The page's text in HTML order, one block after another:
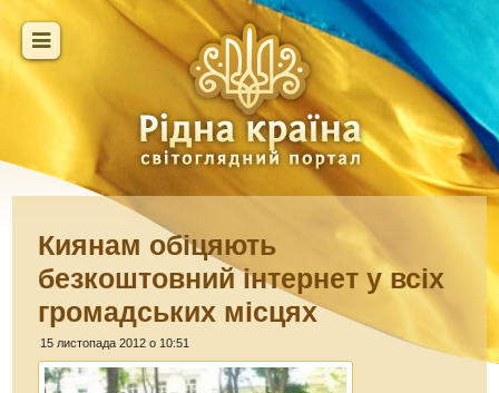
Киянам обіцяють
безкоштовний інтернет у всіх
громадських місцях
15 листопада 2012 о 10:51